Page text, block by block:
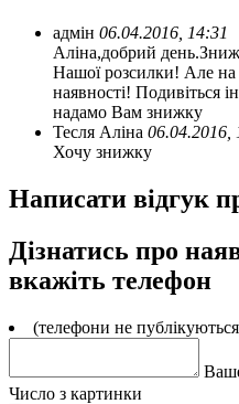
адмін 06.04.2016, 14:31
Аліна,добрий
Нашої розсилки! Але на
наявності! Подивіться
надамо Вам знижку
Тесля Аліна 06.04.2016,
Хочу знижку
Написати відгук
Дізнатись про
вкажіть телефон
(телефони не
Число з картинки